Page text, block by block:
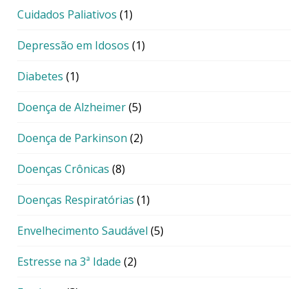
Cuidados Paliativos (1)
Depressão em Idosos (1)
Diabetes (1)
Doença de Alzheimer(5)
Doença de Parkinson (2)
Doenças Crônicas (8)
Doenças Respiratórias (1)
Envelhecimento Saudável (5)
Estresse na 3ª Idade (2)